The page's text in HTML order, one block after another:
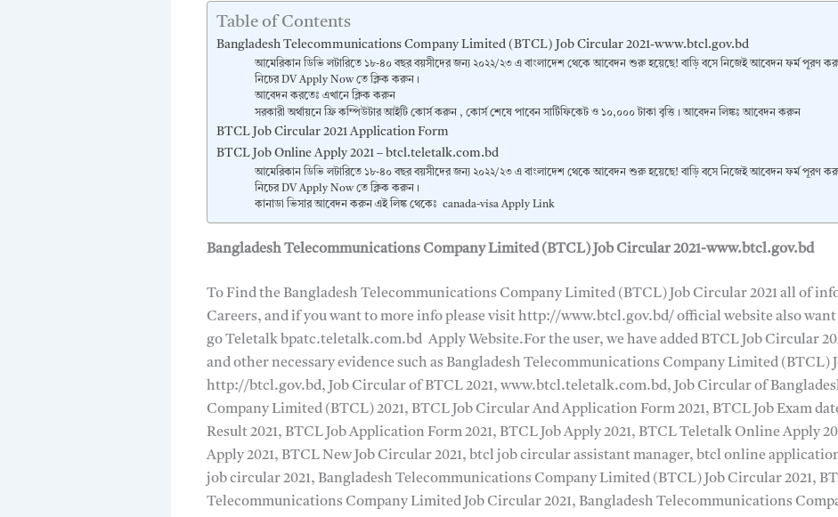
Table of Contents
Bangladesh Telecommunications Company Limited (BTCL) Job Circular 2021-www.btcl.gov.bd
আমেরিকান ডিভি লটারিতে ১৮-৪০ বছর বয়সীদের জন্য ২০২২/২৩ এ বাংলাদেশ থেকে আবেদন শুরু হয়েছে! বাড়ি বসে নিজেই আবেদন ফর্ম পূরণ
নিচের DV Apply Now তে ক্লিক করুন।
আবেদন করতেঃ এখানে ক্লিক করুন
সরকারী অর্থায়নে ফ্রি কম্পিউটার আইটি কোর্স করুন , কোর্স শেষে পাবেন সার্টিফিকেট ও ১০,০০০ টাকা বৃত্তি। আবেদন লিঙ্কঃ আবেদন করুন
BTCL Job Circular 2021 Application Form
BTCL Job Online Apply 2021 – btcl.teletalk.com.bd
আমেরিকান ডিভি লটারিতে ১৮-৪০ বছর বয়সীদের জন্য ২০২২/২৩ এ বাংলাদেশ থেকে আবেদন শুরু হয়েছে! বাড়ি বসে নিজেই আবেদন ফর্ম পূরণ
নিচের DV Apply Now তে ক্লিক করুন।
কানাডা ভিসার আবেদন করুন এই লিঙ্ক থেকেঃ canada-visa Apply Link
Bangladesh Telecommunications Company Limited (BTCL) Job Circular 2021-www.btcl.gov.bd
To Find the Bangladesh Telecommunications Company Limited (BTCL) Job Circular 2021 all of
Careers, and if you want to more info please visit http://www.btcl.gov.bd/ official website also want
go Teletalk bpatc.teletalk.com.bd Apply Website.For the user, we have added BTCL Job Circular
and other necessary evidence such as Bangladesh Telecommunications Company Limited (BTCL)
http://btcl.gov.bd, Job Circular of BTCL 2021, www.btcl.teletalk.com.bd, Job Circular of
Company Limited (BTCL) 2021, BTCL Job Circular And Application Form 2021, BTCL Job Exam
Result 2021, BTCL Job Application Form 2021, BTCL Job Apply 2021, BTCL Teletalk Online Apply
Apply 2021, BTCL New Job Circular 2021, btcl job circular assistant manager, btcl online
job circular 2021, Bangladesh Telecommunications Company Limited (BTCL) Job Circular 2021,
Telecommunications Company Limited Job Circular 2021, Bangladesh Telecommunications